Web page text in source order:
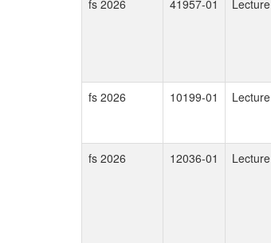
fs 2026
41957-01 Lecture
fs 2026
10199-01 Lecture
fs 2026
12036-01 Lecture